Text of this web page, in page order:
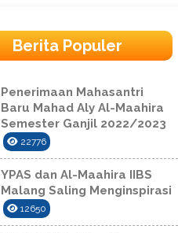
Berita Populer
Penerimaan Mahasantri
Baru Mahad Aly Al-Maahira
Semester Ganjil 2022/2023
22776
YPAS dan Al-Maahira IIBS
Malang Saling Menginspirasi
12650